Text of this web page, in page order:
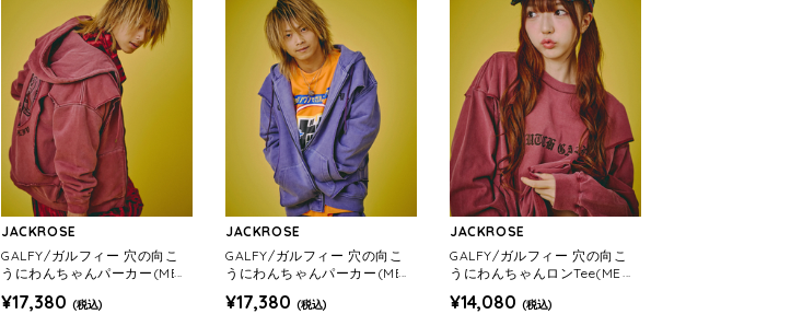
JACKROSE
GALFY/ガルフィー 穴の向こ
うにわんちゃんパーカー(MEN
¥17,380 (税込)
JACKROSE
GALFY/ガルフィー 穴の向こ
うにわんちゃんパーカー(MEN
¥17,380 (税込)
JACKROSE
GALFY/ガルフィー 穴の向こ
うにわんちゃんロンTee(MEN
¥14,080 (税込)